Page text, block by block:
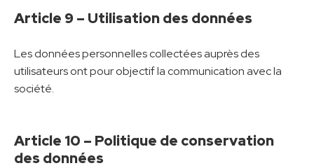
Article 9 – Utilisation des données
Les données personnelles collectées auprès des
utilisateurs ont pour objectif la communication avec la
société.
Article 10 – Politique de conservation
des données